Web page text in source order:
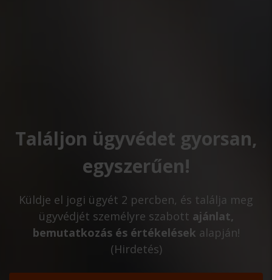
Találjon ügyvédet gyorsan,
egyszerűen!
Küldje el jogi ügyét 2 percben, és találja meg
ügyvédjét személyre szabott ajánlat,
bemutatkozás és értékelések alapján!
(Hirdetés)